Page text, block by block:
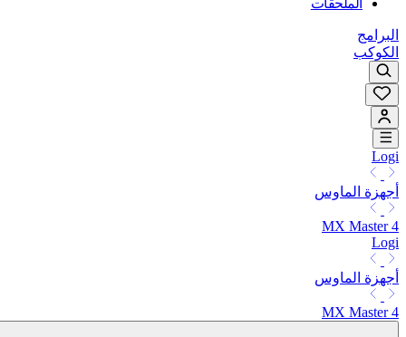
البرامج
الكوكب
Logi
أجهزة الماوس
MX Master 4
Logi
أجهزة الماوس
MX Master 4